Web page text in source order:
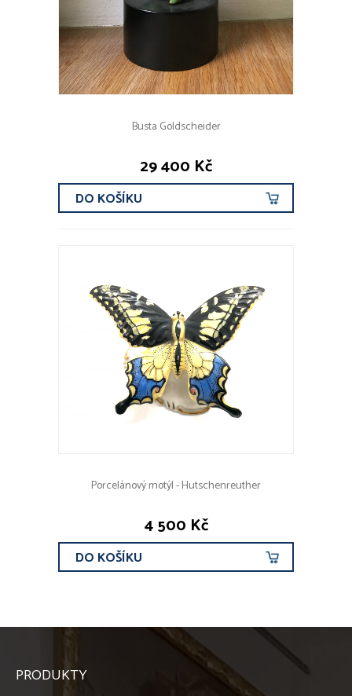
Busta Goldscheider
29 400 Kč
DO KOŠÍKU
Porcelánový motýl - Hutschenreuther
4 500 Kč
DO KOŠÍKU
PRODUKTY